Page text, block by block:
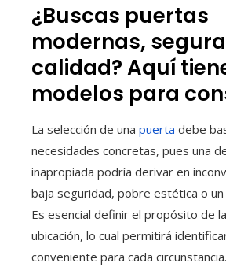
¿Buscas puertas
modernas,
calidad? Aquí
modelos para
La selección de una puerta debe
necesidades concretas, pues una
inapropiada podría derivar en
baja seguridad, pobre estética o
Es esencial definir el propósito de
ubicación, lo cual permitirá
conveniente para cada circunstancia.